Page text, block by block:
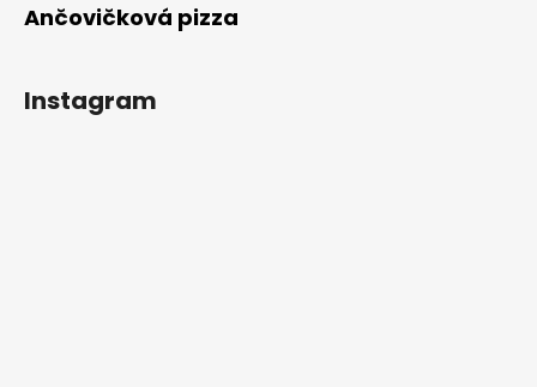
Ančovičková pizza
Instagram